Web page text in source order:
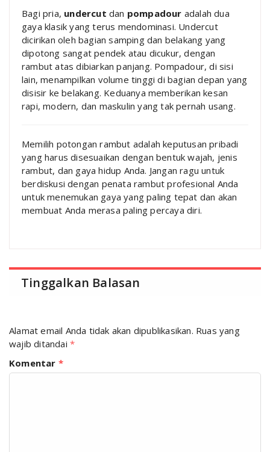
Bagi pria, undercut dan pompadour adalah dua
gaya klasik yang terus mendominasi. Undercut
dicirikan oleh bagian samping dan belakang yang
dipotong sangat pendek atau dicukur, dengan
rambut atas dibiarkan panjang. Pompadour, di sisi
lain, menampilkan volume tinggi di bagian depan yang
disisir ke belakang. Keduanya memberikan kesan
rapi, modern, dan maskulin yang tak pernah usang.
Memilih potongan rambut adalah keputusan pribadi
yang harus disesuaikan dengan bentuk wajah, jenis
rambut, dan gaya hidup Anda. Jangan ragu untuk
berdiskusi dengan penata rambut profesional Anda
untuk menemukan gaya yang paling tepat dan akan
membuat Anda merasa paling percaya diri.
Tinggalkan Balasan
Alamat email Anda tidak akan dipublikasikan. Ruas yang
wajib ditandai *
Komentar *